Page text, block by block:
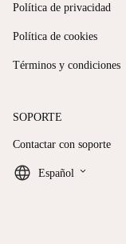
Política de privacidad
Política de cookies
Términos y condiciones
SOPORTE
Contactar con soporte
Español keyboard_arrow_down